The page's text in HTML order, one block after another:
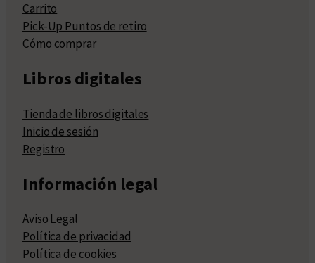
Carrito
Pick-Up Puntos de retiro
Cómo comprar
Libros digitales
Tienda de libros digitales
Inicio de sesión
Registro
Información legal
Aviso Legal
Política de privacidad
Política de cookies